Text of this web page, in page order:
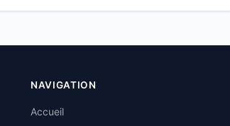
NAVIGATION
Accueil